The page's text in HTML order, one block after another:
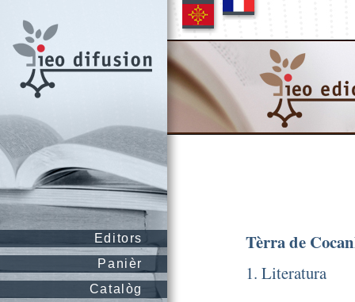
Editors
Panièr
Catalòg
Tèrra de
1. Literatura